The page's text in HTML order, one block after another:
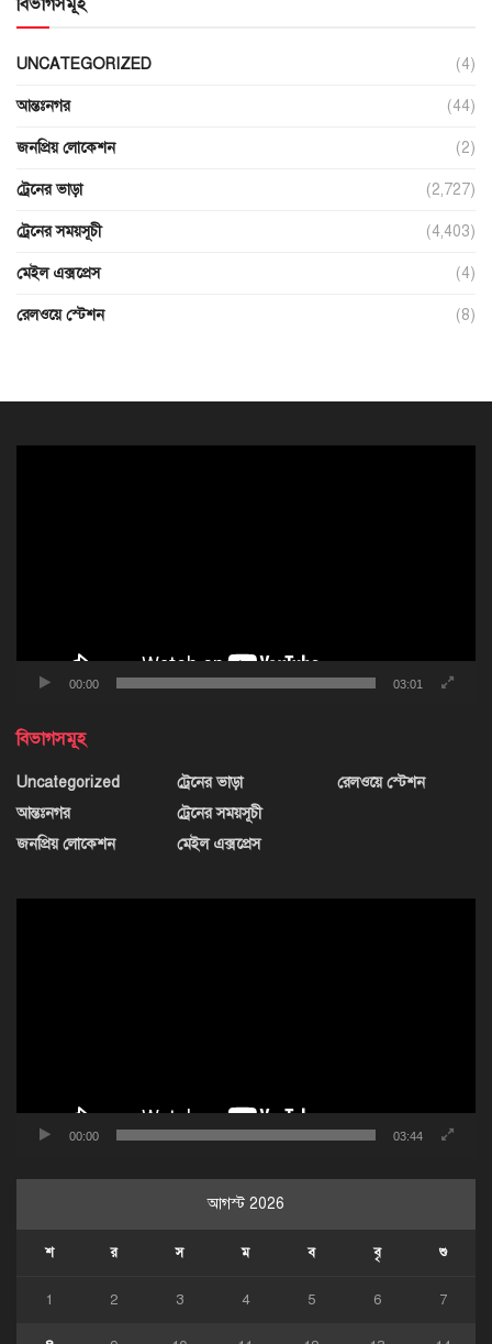
বিভাগসমূহ
UNCATEGORIZED (4)
আন্তঃনগর (44)
জনপ্রিয় লোকেশন (2)
ট্রেনের ভাড়া (2,727)
ট্রেনের সময়সূচী (4,403)
মেইল এক্সপ্রেস (4)
রেলওয়ে স্টেশন (8)
00:00 03:01
বিভাগসমূহ
Uncategorized
আন্তঃনগর
জনপ্রিয় লোকেশন
ট্রেনের ভাড়া
ট্রেনের সময়সূচী
মেইল এক্সপ্রেস
রেলওয়ে স্টেশন
00:00 03:44
আগস্ট 2026
শ র স ম ব বৃ শু
1 2 3 4 5 6 7